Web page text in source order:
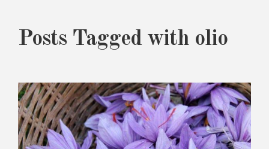
Posts Tagged with olio